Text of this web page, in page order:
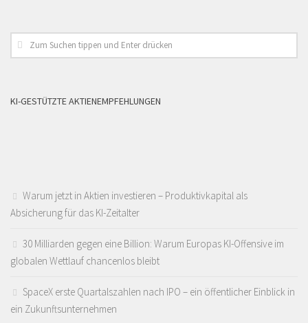
KI-GESTÜTZTE AKTIENEMPFEHLUNGEN
Warum jetzt in Aktien investieren – Produktivkapital als
Absicherung für das KI-Zeitalter
30 Milliarden gegen eine Billion: Warum Europas KI-Offensive im
globalen Wettlauf chancenlos bleibt
SpaceX erste Quartalszahlen nach IPO – ein öffentlicher Einblick in
ein Zukunftsunternehmen